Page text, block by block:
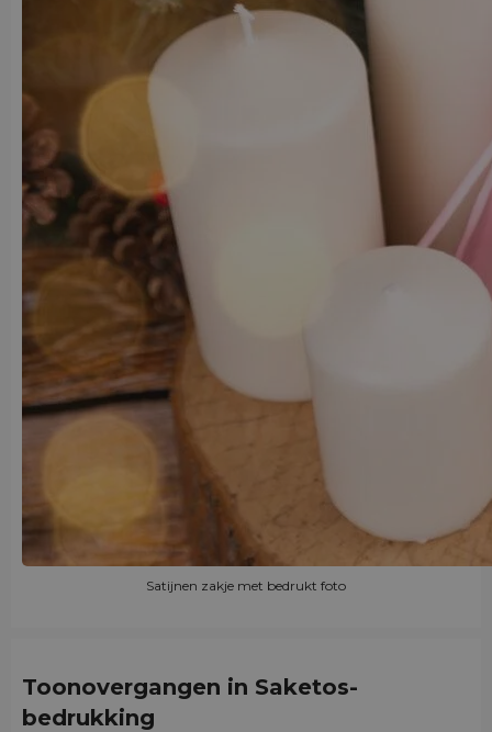
Satijnen zakje met bedrukt foto
Toonovergangen in Saketos-
bedrukking